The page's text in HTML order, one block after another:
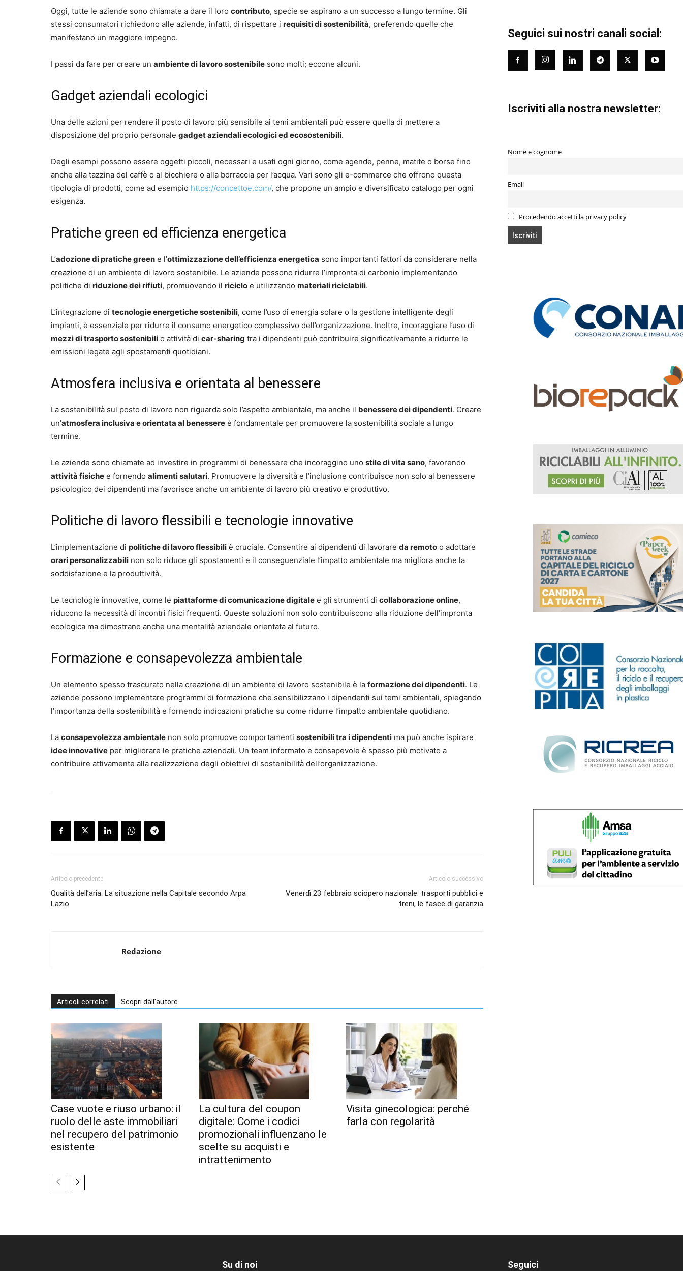
Oggi, tutte le aziende sono chiamate a dare il loro contributo, specie se aspirano a un successo a lungo termine. Gli
stessi consumatori richiedono alle aziende, infatti, di rispettare i requisiti di sostenibilità, preferendo quelle che
manifestano un maggiore impegno.
I passi da fare per creare un ambiente di lavoro sostenibile sono molti; eccone alcuni.
Gadget aziendali ecologici
Una delle azioni per rendere il posto di lavoro più sensibile ai temi ambientali può essere quella di mettere a
disposizione del proprio personale gadget aziendali ecologici ed ecosostenibili.
Degli esempi possono essere oggetti piccoli, necessari e usati ogni giorno, come agende, penne, matite o borse fino
anche alla tazzina del caffè o al bicchiere o alla borraccia per l’acqua. Vari sono gli e-commerce che offrono questa
tipologia di prodotti, come ad esempio https://concettoe.com/, che propone un ampio e diversificato catalogo per ogni
esigenza.
Pratiche green ed efficienza energetica
L’adozione di pratiche green e l’ottimizzazione dell’efficienza energetica sono importanti fattori da considerare nella
creazione di un ambiente di lavoro sostenibile. Le aziende possono ridurre l’impronta di carbonio implementando
politiche di riduzione dei rifiuti, promuovendo il riciclo e utilizzando materiali riciclabili.
L’integrazione di tecnologie energetiche sostenibili, come l’uso di energia solare o la gestione intelligente degli
impianti, è essenziale per ridurre il consumo energetico complessivo dell’organizzazione. Inoltre, incoraggiare l’uso di
mezzi di trasporto sostenibili o attività di car-sharing tra i dipendenti può contribuire significativamente a ridurre le
emissioni legate agli spostamenti quotidiani.
Atmosfera inclusiva e orientata al benessere
La sostenibilità sul posto di lavoro non riguarda solo l’aspetto ambientale, ma anche il benessere dei dipendenti. Creare
un’atmosfera inclusiva e orientata al benessere è fondamentale per promuovere la sostenibilità sociale a lungo
termine.
Le aziende sono chiamate ad investire in programmi di benessere che incoraggino uno stile di vita sano, favorendo
attività fisiche e fornendo alimenti salutari. Promuovere la diversità e l’inclusione contribuisce non solo al benessere
psicologico dei dipendenti ma favorisce anche un ambiente di lavoro più creativo e produttivo.
Politiche di lavoro flessibili e tecnologie innovative
L’implementazione di politiche di lavoro flessibili è cruciale. Consentire ai dipendenti di lavorare da remoto o adottare
orari personalizzabili non solo riduce gli spostamenti e il conseguenziale l’impatto ambientale ma migliora anche la
soddisfazione e la produttività.
Le tecnologie innovative, come le piattaforme di comunicazione digitale e gli strumenti di collaborazione online,
riducono la necessità di incontri fisici frequenti. Queste soluzioni non solo contribuiscono alla riduzione dell’impronta
ecologica ma dimostrano anche una mentalità aziendale orientata al futuro.
Formazione e consapevolezza ambientale
Un elemento spesso trascurato nella creazione di un ambiente di lavoro sostenibile è la formazione dei dipendenti. Le
aziende possono implementare programmi di formazione che sensibilizzano i dipendenti sui temi ambientali, spiegando
l’importanza della sostenibilità e fornendo indicazioni pratiche su come ridurre l’impatto ambientale quotidiano.
La consapevolezza ambientale non solo promuove comportamenti sostenibili tra i dipendenti ma può anche ispirare
idee innovative per migliorare le pratiche aziendali. Un team informato e consapevole è spesso più motivato a
contribuire attivamente alla realizzazione degli obiettivi di sostenibilità dell’organizzazione.
Articolo precedente
Qualità dell’aria. La situazione nella Capitale secondo Arpa
Lazio
Articolo successivo
Venerdì 23 febbraio sciopero nazionale: trasporti pubblici e
treni, le fasce di garanzia
Redazione
Articoli correlati Scopri dall'autore
Case vuote e riuso urbano: il
ruolo delle aste immobiliari
nel recupero del patrimonio
esistente
La cultura del coupon
digitale: Come i codici
promozionali influenzano le
scelte su acquisti e
intrattenimento
Visita ginecologica: perché
farla con regolarità
Seguici sui nostri canali social:
Iscriviti alla nostra newsletter:
Nome e cognome
Email
Procedendo accetti la privacy policy
Su di noi Seguici